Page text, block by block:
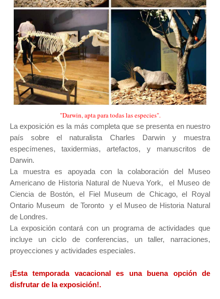
"Darwin, apta para todas las especies".
La exposición es la más completa que se presenta en nuestro
país sobre el naturalista Charles Darwin y muestra
especímenes, taxidermias, artefactos, y manuscritos de
Darwin.
La muestra es apoyada con la colaboración del Museo
Americano de Historia Natural de Nueva York, el Museo de
Ciencia de Bostón, el Fiel Museum de Chicago, el Royal
Ontario Museum de Toronto y el Museo de Historia Natural
de Londres.
La exposición contará con un programa de actividades que
incluye un ciclo de conferencias, un taller, narraciones,
proyecciones y actividades especiales.
¡Esta temporada vacacional es una buena opción de
disfrutar de la exposición!.